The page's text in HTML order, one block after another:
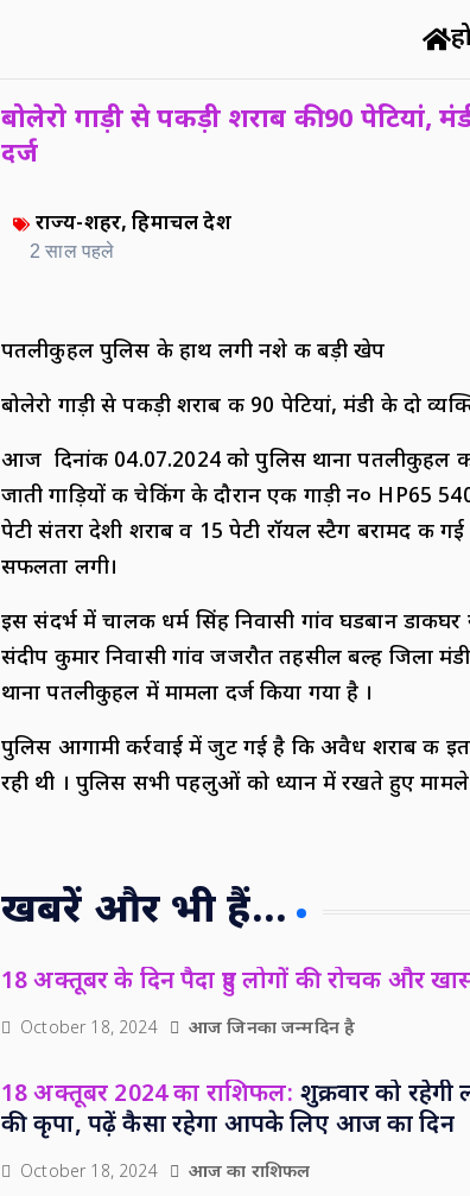
बोलेरो गाड़ी से पकड़ी शराब की 90 पेटियां,
दर्ज
राज्य-शहर,हिमाचल प्रदेश
2 साल पहले
पतलीकुहल पुलिस के हाथ लगी नशे की बड़ी खेप
बोलेरो गाड़ी से पकड़ी शराब की 90 पेटियां, मंडी के दो
आज दिनांक 04.07.2024 को पुलिस थाना पतलीकुहल
जाती गाड़ियों की चेकिंग के दौरान एक गाड़ी न० HP65
पेटी संतरा देशी शराब व 15 पेटी रॉयल स्टैग बरामद की
सफलता लगी।
इस संदर्भ में चालक धर्म सिंह निवासी गांव घडबान
संदीप कुमार निवासी गांव जजरौत तहसील बल्ह जिला
थाना पतलीकुहल में मामला दर्ज किया गया है ।
पुलिस आगामी कर्रवाई में जुट गई है कि अवैध शराब की
रही थी । पुलिस सभी पहलुओं को ध्यान में रखते हुए
खबरें और भी हैं...
18 अक्तूबर के दिन पैदा हुए लोगों की रोचक और
October 18, 2024 आज जिनका जन्मदिन है
18 अक्तूबर 2024 का राशिफल: शुक्रवार को रहेगी
की कृपा, पढ़ें कैसा रहेगा आपके लिए आज का दिन
October 18, 2024 आज का राशिफल